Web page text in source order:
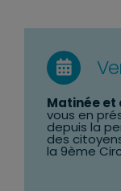
Matinée
vous en
depuis la
des
la 9ème